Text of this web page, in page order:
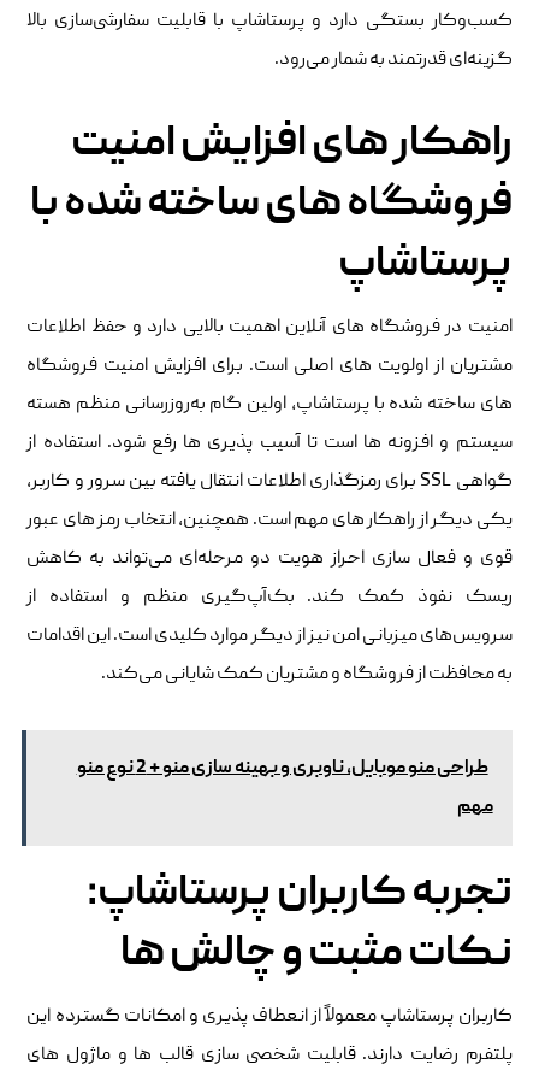
کسب‌وکار بستگی دارد و پرستاشاپ با قابلیت سفارشی‌سازی بالا
گزینه‌ای قدرتمند به شمار می‌رود.
راهکار های افزایش امنیت
فروشگاه‌ های ساخته شده با
پرستاشاپ
امنیت در فروشگاه‌ های آنلاین اهمیت بالایی دارد و حفظ اطلاعات
مشتریان از اولویت ‌های اصلی است. برای افزایش امنیت فروشگاه
‌های ساخته شده با پرستاشاپ، اولین گام به‌روزرسانی منظم هسته
سیستم و افزونه ‌ها است تا آسیب ‌پذیری ‌ها رفع شود. استفاده از
گواهی SSL برای رمزگذاری اطلاعات انتقال یافته بین سرور و کاربر،
یکی دیگر از راهکار های مهم است. همچنین، انتخاب رمز های عبور
قوی و فعال ‌سازی احراز هویت دو مرحله‌ای می‌تواند به کاهش
ریسک نفوذ کمک کند. بک‌آپ‌گیری منظم و استفاده از
سرویس‌های میزبانی امن نیز از دیگر موارد کلیدی است. این اقدامات
به محافظت از فروشگاه و مشتریان کمک شایانی می‌کند.
طراحی منو موبایل، ناوبری و بهینه سازی منو + 2 نوع منو
مهم
تجربه کاربران پرستاشاپ:
نکات مثبت و چالش‌ ها
کاربران پرستاشاپ معمولاً از انعطاف ‌پذیری و امکانات گسترده این
پلتفرم رضایت دارند. قابلیت شخصی ‌سازی قالب ‌ها و ماژول ‌های